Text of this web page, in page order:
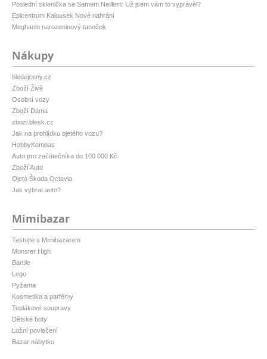
Poslední sklenička se Samem Neillem: Už jsem vám to vyprávěl?
Epicentrum Kalousek Nové nahrání
Meghanin narozeninový taneček
Nákupy
hledejceny.cz
Zboží Živě
Osobní vozy
Zboží Dáma
zbozi.blesk.cz
Jak na prohlídku ojetého vozu?
HobbyKompas
Auto pro začátečníka do 100 000 Kč
Zboží Auto
Ojetá Škoda Octavia
Jak vybrat auto?
Mimibazar
Testujte s Mimibazarem
Monster High
Barbie
Lego
Pyžama
Kosmetika a parfémy
Teplákové soupravy
Dětské boty
Ložní povlečení
Bazar nábytku